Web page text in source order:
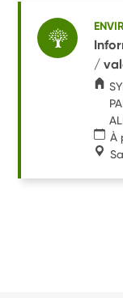
/
À